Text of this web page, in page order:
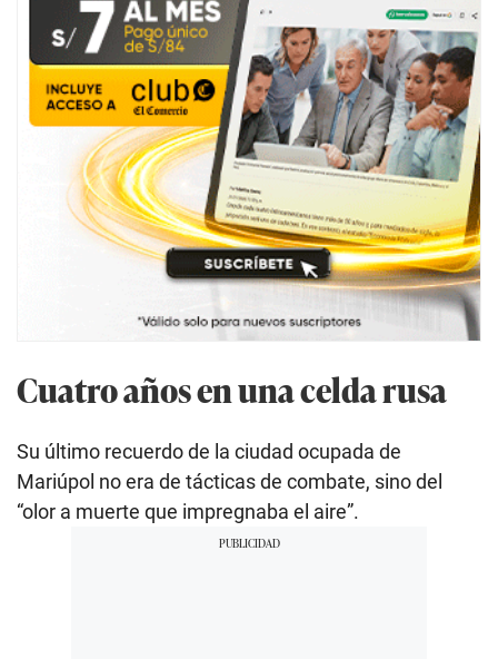
Cuatro años en una celda rusa
Su último recuerdo de la ciudad ocupada de
Mariúpol no era de tácticas de combate, sino del
“olor a muerte que impregnaba el aire”.